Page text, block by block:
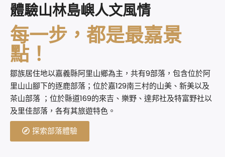
體驗山林島嶼人文風情
每一步，都是最嘉景
點！
鄒族居住地以嘉義縣阿里山鄉為主，共有9部落，包含位於阿
里山山腳下的逐鹿部落；位於嘉129南三村的山美、新美以及
茶山部落 ；位於縣道169的來吉、樂野、達邦社及特富野社以
及里佳部落，各有其旅遊特色。
探索部落體驗